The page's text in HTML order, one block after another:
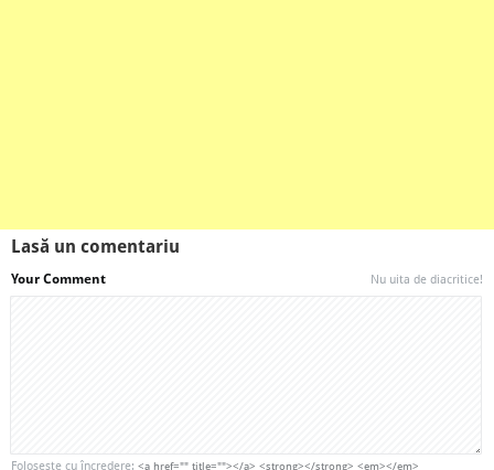
Lasă un comentariu
Your Comment Nu uita de diacritice!
Foloseşte cu încredere: <a href="" title=""></a> <strong></strong> <em></em>